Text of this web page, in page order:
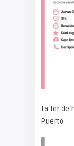
Taller de
Puerto